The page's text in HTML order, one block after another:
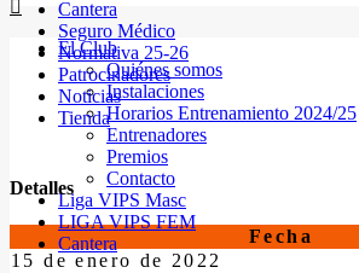
El Club
Quiénes somos
Instalaciones
Horarios Entrenamiento 2024/25
Entrenadores
Premios
Contacto
Liga VIPS Masc
LIGA VIPS FEM
Cantera
Cantera
Seguro Médico
Normativa 25-26
Patrocinadores
Noticias
Tienda
Detalles
Fecha
15 de enero de 2022